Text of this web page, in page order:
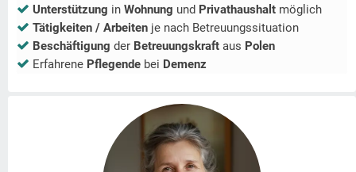
Unterstützung in Wohnung und Privathaushalt möglich
Tätigkeiten / Arbeiten je nach Betreuungssituation
Beschäftigung der Betreuungskraft aus Polen
Erfahrene Pflegende bei Demenz